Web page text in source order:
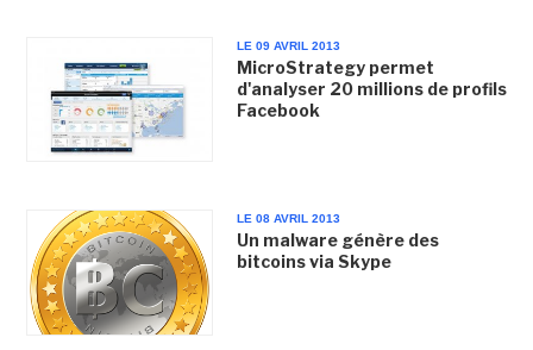
LE 09 AVRIL 2013
MicroStrategy permet
d'analyser 20 millions de profils
Facebook
LE 08 AVRIL 2013
Un malware génère des
bitcoins via Skype